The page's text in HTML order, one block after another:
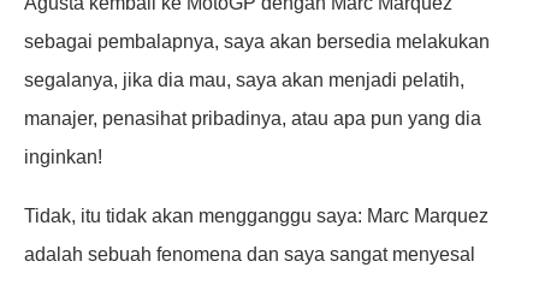
sebagai pembalapnya, saya akan bersedia melakukan
segalanya, jika dia mau, saya akan menjadi pelatih,
manajer, penasihat pribadinya, atau apa pun yang dia
inginkan!
Tidak, itu tidak akan mengganggu saya: Marc Marquez
adalah sebuah fenomena dan saya sangat menyesal